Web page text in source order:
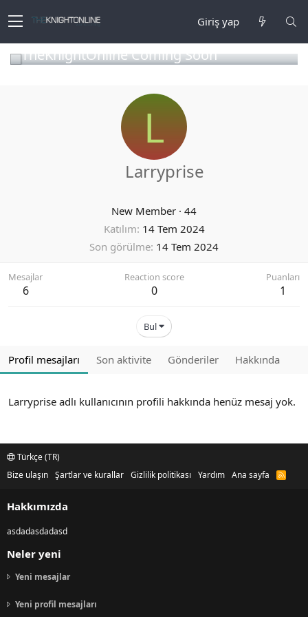
Giriş yap
TheKnightOnline Coming Soon
L
Larryprise
New Member · 44
Katılım 14 Tem 2024
Son görülme 14 Tem 2024
Mesajlar
6
Reaction score
0
Puanları
1
Bul
Profil mesajları Son aktivite Gönderiler Hakkında
Larryprise adlı kullanıcının profili hakkında henüz mesaj yok.
Türkçe (TR)
Bize ulaşın Şartlar ve kurallar Gizlilik politikası Yardım Ana sayfa
R
Hakkımızda
asdadasdadasd
Neler yeni
Yeni mesajlar
Yeni profil mesajları